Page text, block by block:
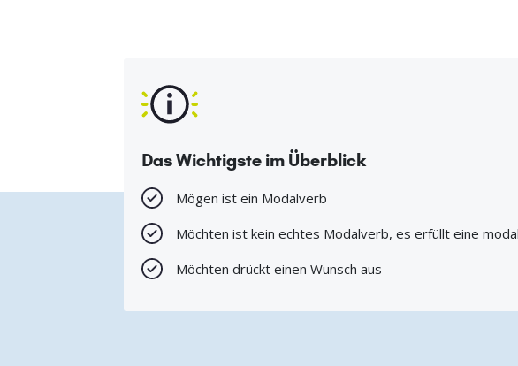
Das Wichtigste im Überblick
Mögen ist ein Modalverb
Möchten ist kein echtes Modalverb, es erfüllt eine
Möchten drückt einen Wunsch aus